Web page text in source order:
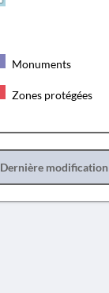
Monuments
Zones protégées
Dernière modification